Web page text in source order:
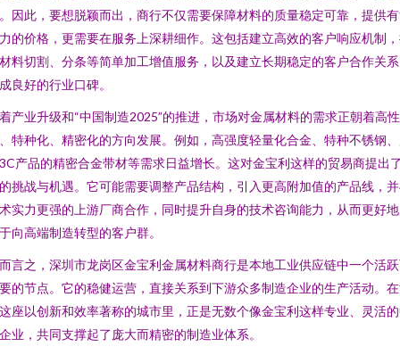
因此，要想脱颖而出，商行不仅需要保障材料的质量稳定可靠，提供
的价格，更需要在服务上深耕细作。这包括建立高效的客户响应机制
料切割、分条等简单加工增值服务，以及建立长期稳定的客户合作关
良好的行业口碑。
产业升级和“中国制造2025”的推进，市场对金属材料的需求正朝着高性
特种化、精密化的方向发展。例如，高强度轻量化合金、特种不锈钢
产品的精密合金带材等需求日益增长。这对金宝利这样的贸易商提出
挑战与机遇。它可能需要调整产品结构，引入更高附加值的产品线，
实力更强的上游厂商合作，同时提升自身的技术咨询能力，从而更好
向高端制造转型的客户群。
言之，深圳市龙岗区金宝利金属材料商行是本地工业供应链中一个活
的节点。它的稳健运营，直接关系到下游众多制造企业的生产活动。
座以创新和效率著称的城市里，正是无数个像金宝利这样专业、灵活
业，共同支撑起了庞大而精密的制造业体系。